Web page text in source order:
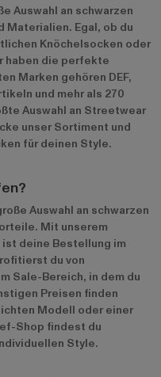
Auswahl an schwarzen
Materialien. Egal, ob du
Knöchelsocken oder
haben die perfekte
Marken gehören DEF,
und mehr als 270
Auswahl an Streetwear
unser Sortiment und
für deinen Style.
Auswahl an schwarzen
Mit unserem
deine Bestellung im
du von
Sale-Bereich, in dem du
Preisen finden
Modell oder einer
Shop findest du
Style.